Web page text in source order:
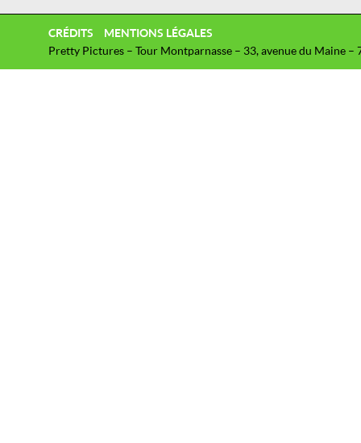
CRÉDITS
MENTIONS LÉGALES
Pretty Pictures – Tour Montparnasse – 33, avenue du Maine –